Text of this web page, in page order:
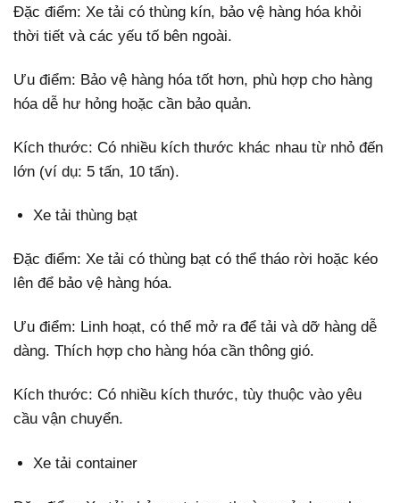
Đặc điểm: Xe tải có thùng kín, bảo vệ hàng hóa khỏi
thời tiết và các yếu tố bên ngoài.
Ưu điểm: Bảo vệ hàng hóa tốt hơn, phù hợp cho hàng
hóa dễ hư hỏng hoặc cần bảo quản.
Kích thước: Có nhiều kích thước khác nhau từ nhỏ đến
lớn (ví dụ: 5 tấn, 10 tấn).
Xe tải thùng bạt
Đặc điểm: Xe tải có thùng bạt có thể tháo rời hoặc kéo
lên để bảo vệ hàng hóa.
Ưu điểm: Linh hoạt, có thể mở ra để tải và dỡ hàng dễ
dàng. Thích hợp cho hàng hóa cần thông gió.
Kích thước: Có nhiều kích thước, tùy thuộc vào yêu
cầu vận chuyển.
Xe tải container